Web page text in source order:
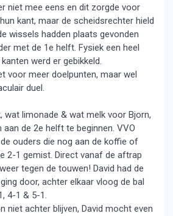
niet mee eens en dit zorgde voor
kant, maar de scheidsrechter hield
wissels hadden plaats gevonden
met de 1e helft. Fysiek een heel
werd er gebikkeld.
voor meer doelpunten, maar wel
duel.
wat limonade & wat melk voor Bjorn,
de 2e helft te beginnen. VVO
ouders die nog aan de koffie of
2-1 gemist. Direct vanaf de aftrap
tegen de touwen! David had de
door, achter elkaar vloog de bal
4-1 & 5-1.
niet achter blijven, David mocht even